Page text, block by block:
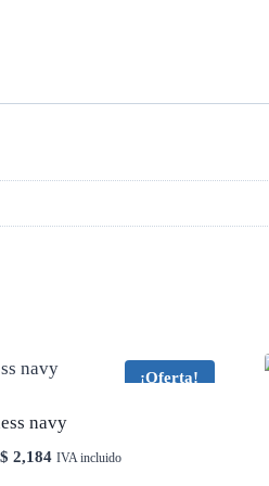
¡Oferta!
navy
El
$ 2,184ElIVA incluido